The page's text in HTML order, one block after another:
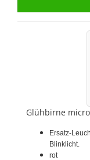
Glühbirne
Ersatz-
Blinklicht.
rot